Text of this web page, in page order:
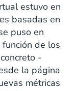
estuvo en
basadas en
puso en
de los
-
la página
métricas